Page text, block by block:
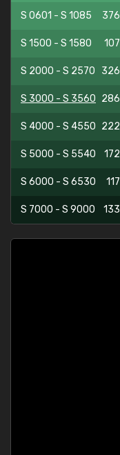
S 0601 - S 1085 376
S 1500 - S 1580 107
S 2000 - S 2570 326
S 3000 - S 3560 286
S 4000 - S 4550 222
S 5000 - S 5540 172
S 6000 - S 6530 117
S 7000 - S 9000 133